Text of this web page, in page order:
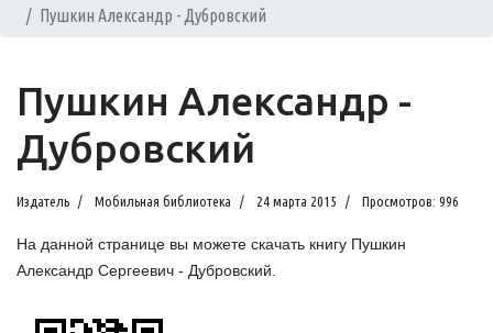
Пушкин Александр - Дубровский
Пушкин Александр -
Дубровский
Издатель Мобильная библиотека 24 марта 2015 Просмотров: 996
На данной странице вы можете скачать книгу Пушкин
Александр Сергеевич - Дубровский.